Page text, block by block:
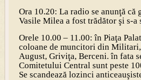
Ora 10.20: La radio se anunţă că
Vasile Milea a fost trădător şi s-a
Orele 10.00 – 11.00: în Piaţa
coloane de muncitori din Militari,
August, Griviţa, Berceni. în fata
Comitetului Central sunt peste
Se scandează lozinci